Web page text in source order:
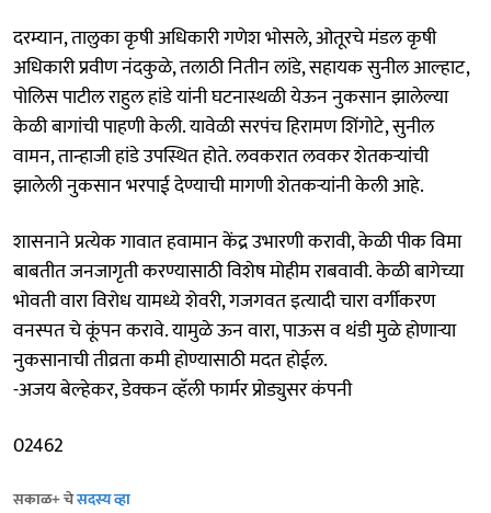
दरम्यान, तालुका कृषी अधिकारी गणेश भोसले, ओतूरचे मंडल कृषी
अधिकारी प्रवीण नंदकुळे, तलाठी नितीन लांडे, सहायक सुनील आल्हाट,
पोलिस पाटील राहुल हांडे यांनी घटनास्थळी येऊन नुकसान झालेल्या
केळी बागांची पाहणी केली. यावेळी सरपंच हिरामण शिंगोटे, सुनील
वामन, तान्हाजी हांडे उपस्थित होते. लवकरात लवकर शेतकऱ्यांची
झालेली नुकसान भरपाई देण्याची मागणी शेतकऱ्यांनी केली आहे.
शासनाने प्रत्येक गावात हवामान केंद्र उभारणी करावी, केळी पीक विमा
बाबतीत जनजागृती करण्यासाठी विशेष मोहीम राबवावी. केळी बागेच्या
भोवती वारा विरोध यामध्ये शेवरी, गजगवत इत्यादी चारा वर्गीकरण
वनस्पत चे कूंपन करावे. यामुळे ऊन वारा, पाऊस व थंडी मुळे होणाऱ्या
नुकसानाची तीव्रता कमी होण्यासाठी मदत होईल.
-अजय बेल्हेकर, डेक्कन व्हॅली फार्मर प्रोड्युसर कंपनी
02462
सकाळ+ चेसदस्य व्हा